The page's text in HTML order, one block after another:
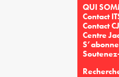
QUI
Contact
Contact
Centre